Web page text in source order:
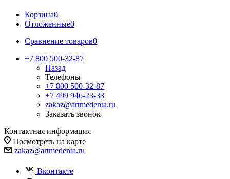
Корзина0
Отложенные0
Сравнение товаров0
+7 800 500-32-87
Назад
Телефоны
+7 800 500-32-87
+7 499 946-23-33
zakaz@artmedenta.ru
Заказать звонок
Контактная информация
Посмотреть на карте
zakaz@artmedenta.ru
Вконтакте